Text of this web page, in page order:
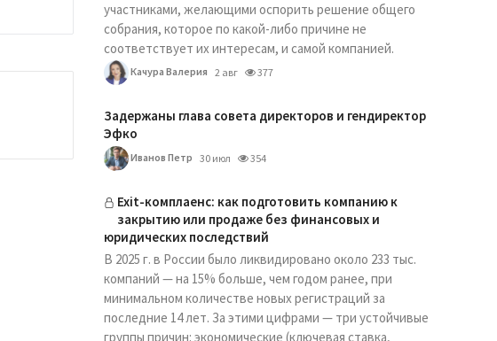
участниками, желающими оспорить решение общего
собрания, которое по какой-либо причине не
соответствует их интересам, и самой компанией.
Качура Валерия 2 авг 377
Задержаны глава совета директоров и гендиректор
Эфко
Иванов Петр 30 июл 354
Exit-комплаенс: как подготовить компанию к
закрытию или продаже без финансовых и
юридических последствий
В 2025 г. в России было ликвидировано около 233 тыс.
компаний — на 15% больше, чем годом ранее, при
минимальном количестве новых регистраций за
последние 14 лет. За этими цифрами — три устойчивые
группы причин: экономические (ключевая ставка,